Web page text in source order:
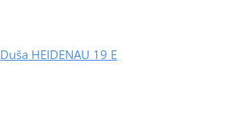
Duša HEIDENAU 19 E